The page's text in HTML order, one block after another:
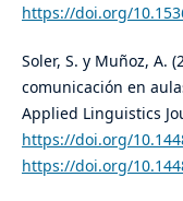
https://doi.org/
Soler, S. y Muñoz, A.
comunicación en
Applied Linguistics
https://doi.org/
https://doi.org/